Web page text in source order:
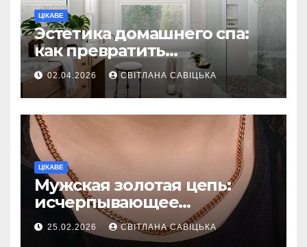
ЦІКАВЕ
Эстетика домашнего спа:
как превратить
ежедневную гигиену в
восстанавливающий
ритуал
02.04.2026 СВІТЛАНА САВІЦЬКА
ЦІКАВЕ
Мужская золотая цепь:
исчерпывающее
руководство по выбору
статусного украшения
25.02.2026 СВІТЛАНА САВІЦЬКА